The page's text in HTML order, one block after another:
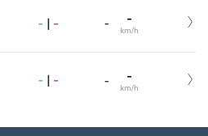
- | - - -
km/h
- | - - -
km/h